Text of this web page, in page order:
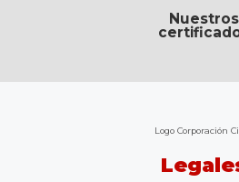
Nuestros
Logo Corporación